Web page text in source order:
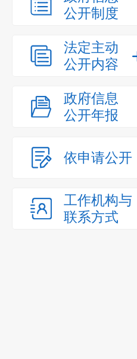
公开制度
法定主动
公开内容
政府信息
公开年报
依申请公开
工作机构与
联系方式